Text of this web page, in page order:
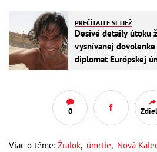
PREČÍTAJTE SI TIEŽ
Desivé detaily útoku
vysnívanej
diplomat Európskej
0
Viac o téme: Žralok, úmrtie, Nová